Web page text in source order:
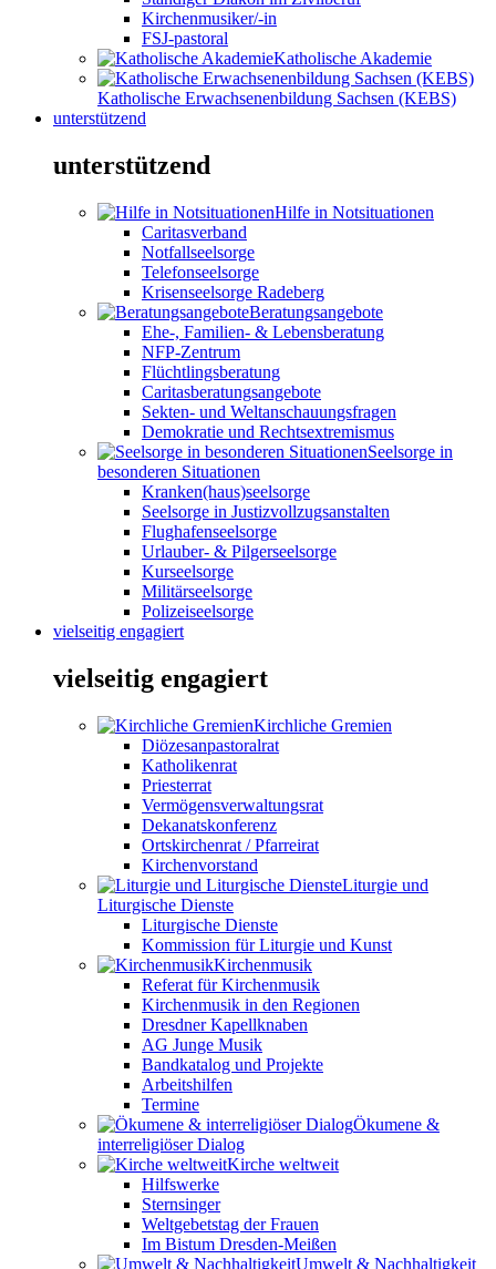
Kirchenmusiker/-in
FSJ-pastoral
Katholische Akademie
Katholische Erwachsenenbildung Sachsen (KEBS)
unterstützend
unterstützend
Hilfe in Notsituationen
Caritasverband
Notfallseelsorge
Telefonseelsorge
Krisenseelsorge Radeberg
Beratungsangebote
Ehe-, Familien- & Lebensberatung
NFP-Zentrum
Flüchtlingsberatung
Caritasberatungsangebote
Sekten- und Weltanschauungsfragen
Demokratie und Rechtsextremismus
Seelsorge in
besonderen Situationen
Kranken(haus)seelsorge
Seelsorge in Justizvollzugsanstalten
Flughafenseelsorge
Urlauber- & Pilgerseelsorge
Kurseelsorge
Militärseelsorge
Polizeiseelsorge
vielseitig engagiert
vielseitig engagiert
Kirchliche Gremien
Diözesanpastoralrat
Katholikenrat
Priesterrat
Vermögensverwaltungsrat
Dekanatskonferenz
Ortskirchenrat / Pfarreirat
Kirchenvorstand
Liturgie und
Liturgische Dienste
Liturgische Dienste
Kommission für Liturgie und Kunst
Kirchenmusik
Referat für Kirchenmusik
Kirchenmusik in den Regionen
Dresdner Kapellknaben
AG Junge Musik
Bandkatalog und Projekte
Arbeitshilfen
Termine
Ökumene &
interreligiöser Dialog
Kirche weltweit
Hilfswerke
Sternsinger
Weltgebetstag der Frauen
Im Bistum Dresden-Meißen
Umwelt & Nachhaltigkeit